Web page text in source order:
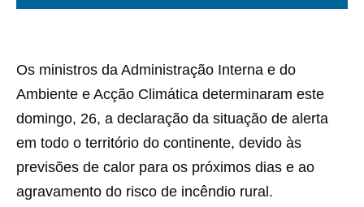
Os ministros da Administração Interna e do
Ambiente e Acção Climática determinaram este
domingo, 26, a declaração da situação de alerta
em todo o território do continente, devido às
previsões de calor para os próximos dias e ao
agravamento do risco de incêndio rural.